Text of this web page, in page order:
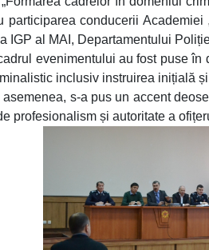
participarea conducerii
IGP al MAI, Departamentului
evenimentului au fost puse
inclusiv instruirea inițială
asemenea, s-a pus un accent
profesionalism și autoritate a